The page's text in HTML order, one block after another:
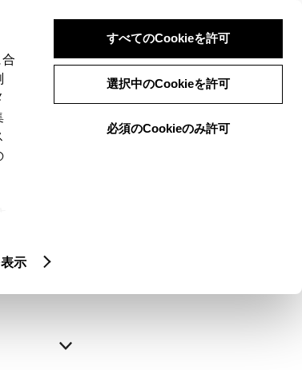
示
すべてのCookieを許可
選択中のCookieを許可
必須のCookieのみ許可